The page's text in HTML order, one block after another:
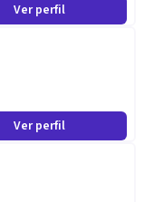
Ver perfil
Ver perfil